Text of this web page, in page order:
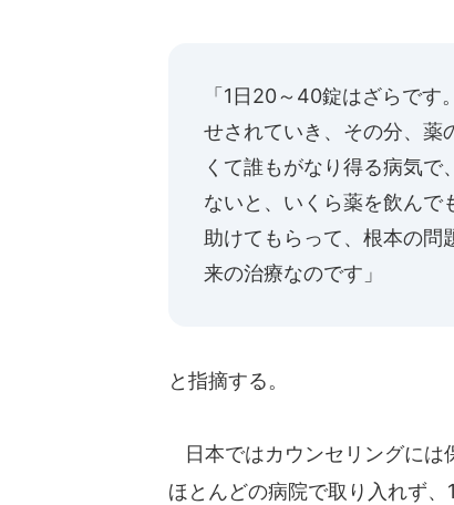
「1日20～40錠はざらで
せされていき、その分、薬
くて誰もがなり得る病気
ないと、いくら薬を飲んで
助けてもらって、根本の問
来の治療なのです」
と指摘する。
日本ではカウンセリングには
ほとんどの病院で取り入れず